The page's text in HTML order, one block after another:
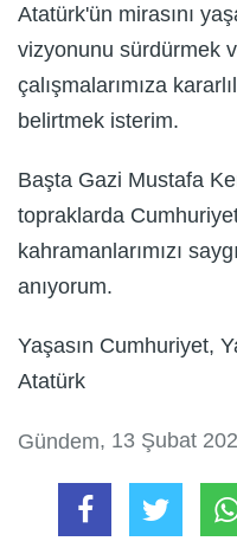
Atatürk'ün mirasını
vizyonunu sürdürmek
çalışmalarımıza
belirtmek isterim.
Başta Gazi Mustafa
topraklarda
kahramanlarımızı
anıyorum.
Yaşasın Cumhuriyet,
Atatürk
Gündem, 13 Şubat